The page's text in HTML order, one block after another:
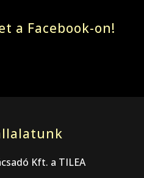
a Facebook-on!
Kft. a TILEA